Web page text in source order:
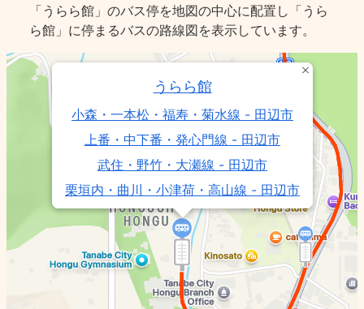
「うらら館」のバス停を地図の中心に配置し「うら
ら館」に停まるバスの路線図を表示しています。
うらら館
小森・一本松・福寿・菊水線 - 田辺市
上番・中下番・発心門線 - 田辺市
武住・野竹・大瀬線 - 田辺市
栗垣内・曲川・小津荷・高山線 - 田辺市
七色・本宮線 - 十津川村
上切原・切畑・大居線 - 田辺市
静川・上大野線 - 田辺市